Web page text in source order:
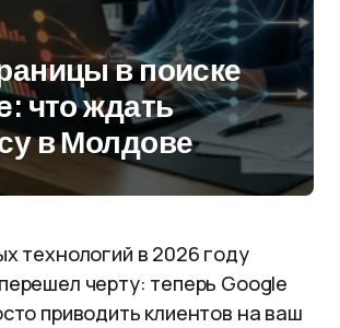
в поиске
что ждать
в Молдове
технологий в 2026 году
черту: теперь Google
приводить клиентов на ваш